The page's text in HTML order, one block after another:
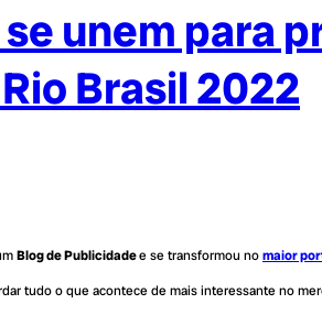
unem para
Brasil 2022
Blog de Publicidadee se transformou nomaior
tudo o que acontece de mais interessante no